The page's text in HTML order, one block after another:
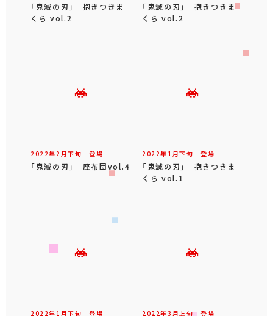
「鬼滅の刃」 抱きつきま
くら vol.2
「鬼滅の刃」 抱きつきま
くら vol.2
2022年 2 月下旬 登場
「鬼滅の刃」 座布団vol.4
2022年 1 月下旬 登場
「鬼滅の刃」 抱きつきま
くら vol.1
2022年 1 月下旬 登場 2022年3 月 上旬登場